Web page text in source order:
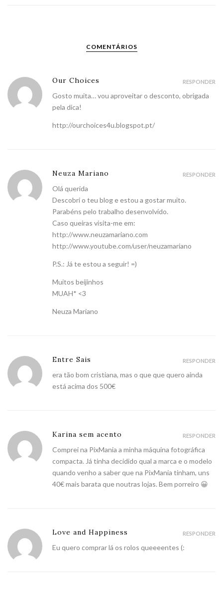
COMENTÁRIOS
Our Choices
Gosto muita… vou aproveitar o desconto, obrigada
pela dica!
http://ourchoices4u.blogspot.pt/
RESPONDER
Neuza Mariano
Olá querida
Descobri o teu blog e estou a gostar muito.
Parabéns pelo trabalho desenvolvido.
Caso queiras visita-me em:
http://www.neuzamariano.com
http://www.youtube.com/user/neuzamariano
P.S.: Já te estou a seguir! =)
Muitos beijinhos
MUAH* <3
Neuza Mariano
RESPONDER
Entre Sais
era tão bom cristiana, mas o que que quero ainda
está acima dos 500€
RESPONDER
Karina sem acento
Comprei na PixMania a minha máquina fotográfica
compacta. Já tinha decidido qual a marca e o modelo
quando venho a saber que na PixMania tinham, uns
40€ mais barata que noutras lojas. Bem porreiro 😀
RESPONDER
Love and Happiness
Eu quero comprar lá os rolos queeeentes (:
RESPONDER